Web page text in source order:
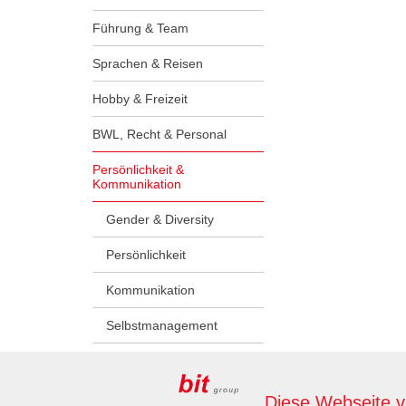
Führung & Team
Sprachen & Reisen
Hobby & Freizeit
BWL, Recht & Personal
Persönlichkeit &
Kommunikation
Gender & Diversity
Persönlichkeit
Kommunikation
Selbstmanagement